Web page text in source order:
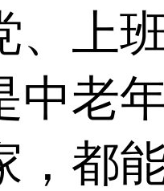
、上
中老
，都